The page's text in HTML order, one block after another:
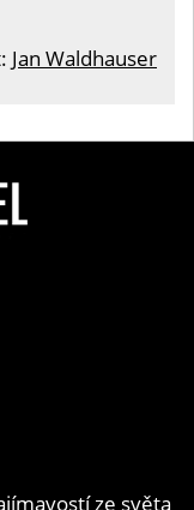
Jan Waldhauser
ze světa